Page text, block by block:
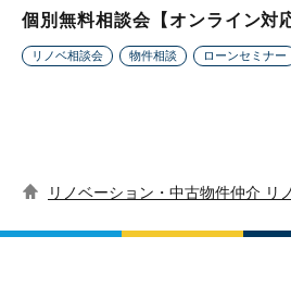
個別無料相談会【オンライン対
リノベ相談会 物件相談 ローンセミナー
リノベーション・中古物件仲介 リ